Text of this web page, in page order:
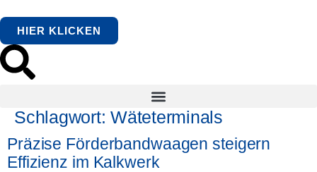
springen
HIER KLICKEN
Schlagwort:Wäteterminals
Präzise Förderbandwaagen steigern
Effizienz im Kalkwerk